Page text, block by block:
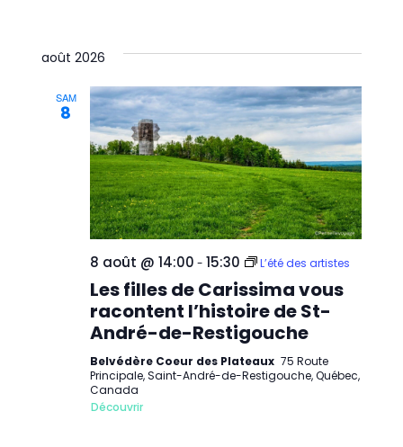
août 2026
SAM
8
Les filles de Carissima vous
racontent l’histoire de St-
André-de-Restigouche
8 août @ 14:00 -15:30 L’été des artistes
Belvédère Coeur des Plateaux 75 Route
Principale, Saint-André-de-Restigouche, Québec,
Canada
Découvrir